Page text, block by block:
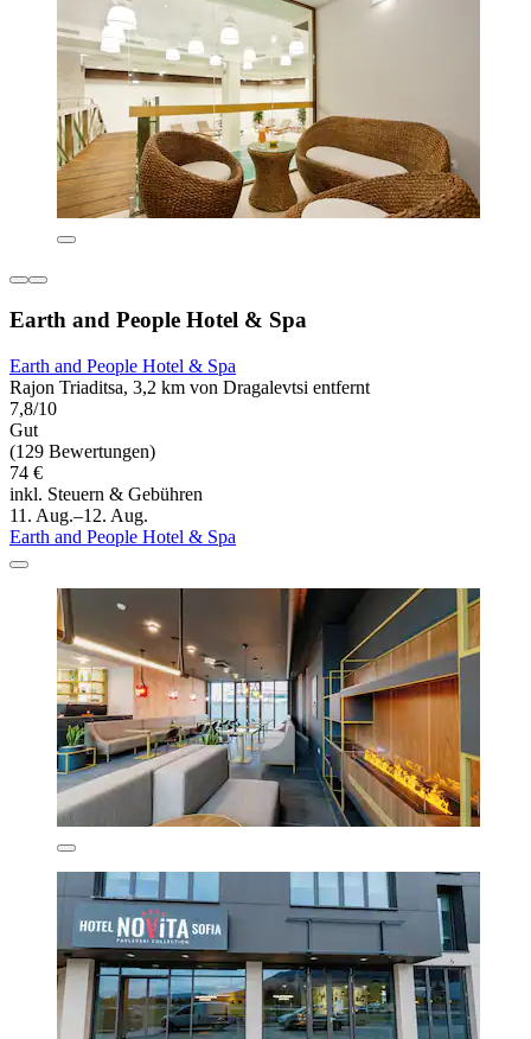
Earth and People Hotel & Spa
Earth and People Hotel & Spa
Rajon Triaditsa, 3,2 km von Dragalevtsi entfernt
7,8/10
Gut
(129 Bewertungen)
74 €
inkl. Steuern & Gebühren
11. Aug.–12. Aug.
Earth and People Hotel & Spa